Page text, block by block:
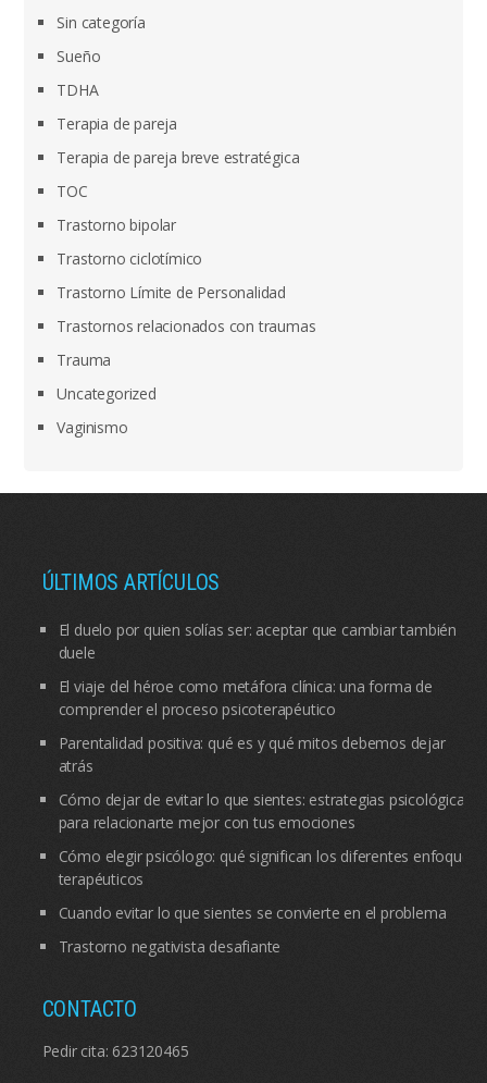
Sin categoría
Sueño
TDHA
Terapia de pareja
Terapia de pareja breve estratégica
TOC
Trastorno bipolar
Trastorno ciclotímico
Trastorno Límite de Personalidad
Trastornos relacionados con traumas
Trauma
Uncategorized
Vaginismo
ÚLTIMOS ARTÍCULOS
El duelo por quien solías ser: aceptar que cambiar también
duele
El viaje del héroe como metáfora clínica: una forma de
comprender el proceso psicoterapéutico
Parentalidad positiva: qué es y qué mitos debemos dejar
atrás
Cómo dejar de evitar lo que sientes: estrategias psicológicas
para relacionarte mejor con tus emociones
Cómo elegir psicólogo: qué significan los diferentes enfoques
terapéuticos
Cuando evitar lo que sientes se convierte en el problema
Trastorno negativista desafiante
CONTACTO
Pedir cita: 623120465